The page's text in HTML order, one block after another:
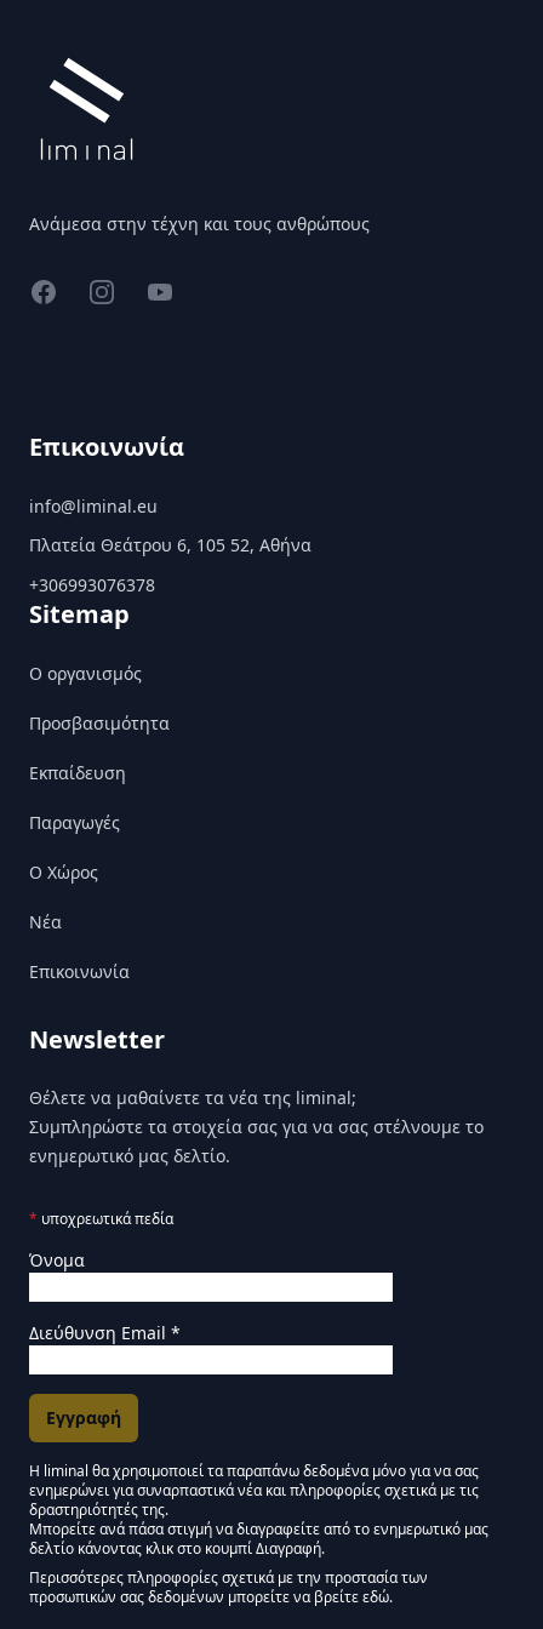
Ανάμεσα στην τέχνη και τους ανθρώπους
FacebookInstagramYouTube
Επικοινωνία
info@liminal.eu
Πλατεία Θεάτρου 6, 105 52, Αθήνα
+306993076378
Sitemap
Ο οργανισμός
Προσβασιμότητα
Εκπαίδευση
Παραγωγές
Ο Χώρος
Nέα
Επικοινωνία
Newsletter
Θέλετε να μαθαίνετε τα νέα της liminal;
Συμπληρώστε τα στοιχεία σας για να σας στέλνουμε το
ενημερωτικό μας δελτίο.
* υποχρεωτικά πεδία
Όνομα
Διεύθυνση Email *
Εγκρίσεις Μάρκετινγκ
Η liminal θα χρησιμοποιεί τα παραπάνω δεδομένα μόνο για να σας
ενημερώνει για συναρπαστικά νέα και πληροφορίες σχετικά με τις
δραστηριότητές της.
Μείνετε συντονισμένοι - Ενημερωτικό δελτίο
Μπορείτε ανά πάσα στιγμή να διαγραφείτε από το ενημερωτικό μας
δελτίο κάνοντας κλικ στο κουμπί Διαγραφή.
Περισσότερες πληροφορίες σχετικά με την προστασία των
προσωπικών σας δεδομένων μπορείτε να βρείτε εδώ.